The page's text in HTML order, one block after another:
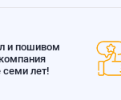
и пошивом
семи лет!